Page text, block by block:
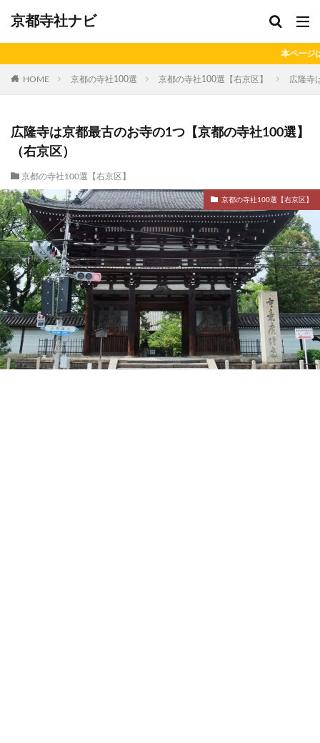
京都寺社ナビ
本ページはプロモーションが含まれて
HOME 京都の寺社100選 京都の寺社100選【右京区】 広隆寺
広隆寺は京都最古のお寺の1つ【京都の寺社100選】
（右京区）
京都の寺社100選【右京区】
京都の寺社100選【右京区】